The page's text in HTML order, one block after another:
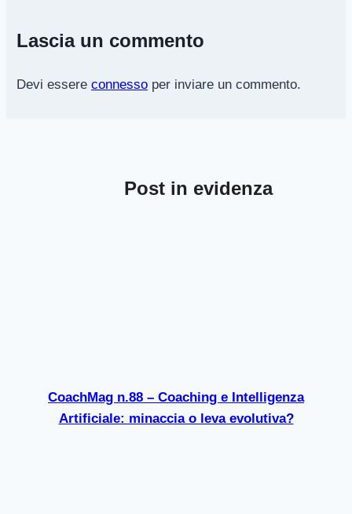
Lascia un commento
Devi essere connessoper inviare un commento.
Post in evidenza
CoachMag n.88 – Coaching e Intelligenza
Artificiale: minaccia o leva evolutiva?